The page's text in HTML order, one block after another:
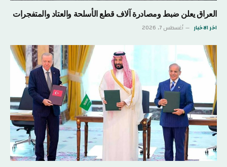
العراق يعلن ضبط ومصادرة آلاف قطع الأسلحة والعتاد والمتفجرات
اخر الاخبار أغسطس 7, 2026